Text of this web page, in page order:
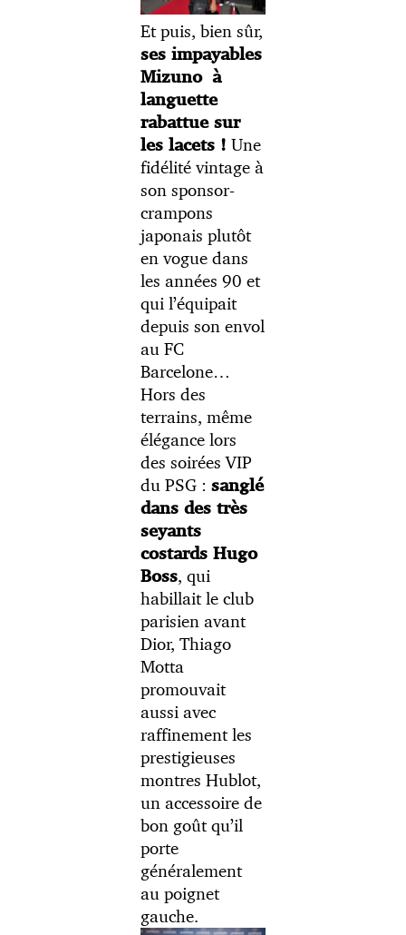
Et puis, bien sûr,
ses impayables
Mizuno à
languette
rabattue sur
les lacets ! Une
fidélité vintage à
son sponsor-
crampons
japonais plutôt
en vogue dans
les années 90 et
qui l’équipait
depuis son envol
au FC
Barcelone…
Hors des
terrains, même
élégance lors
des soirées VIP
du PSG :sanglé
dans des très
seyants
costards Hugo
Boss, qui
habillait le club
parisien avant
Dior, Thiago
Motta
promouvait
aussi avec
raffinement les
prestigieuses
montres Hublot,
un accessoire de
bon goût qu’il
porte
généralement
au poignet
gauche.